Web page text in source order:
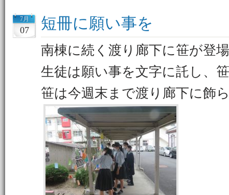
7月
07 短冊に願い事を
南棟に続く渡り廊下に笹が登
生徒は願い事を文字に託し、
笹は今週末まで渡り廊下に飾